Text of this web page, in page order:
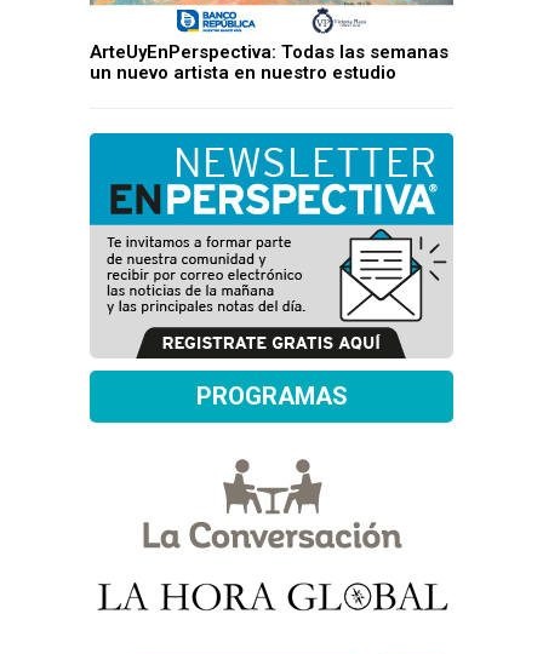
ArteUyEnPerspectiva: Todas las semanas
un nuevo artista en nuestro estudio
PROGRAMAS